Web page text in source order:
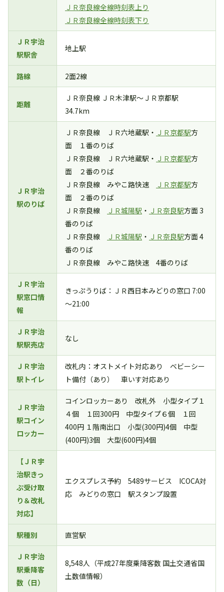
ＪＲ奈良線全線時刻表上り
ＪＲ奈良線全線時刻表下り
ＪＲ宇治
駅駅舎
地上駅
路線 2面2線
距離
ＪＲ奈良線 ＪＲ木津駅～ＪＲ京都駅
34.7km
ＪＲ宇治
駅のりば
ＪＲ奈良線 ＪＲ六地蔵駅・ ＪＲ京都駅方
面 １番のりば
ＪＲ奈良線 ＪＲ六地蔵駅・ ＪＲ京都駅方
面 ２番のりば
ＪＲ奈良線 みやこ路快速
ＪＲ京都駅方
面 ２番のりば
ＪＲ奈良線
ＪＲ城陽駅 ・ ＪＲ奈良駅方面 3
番のりば
ＪＲ奈良線
ＪＲ城陽駅 ・ ＪＲ奈良駅方面 4
番のりば
ＪＲ奈良線 みやこ路快速 4番のりば
ＪＲ宇治
駅窓口情
報
きっぷうりば：ＪＲ西日本みどりの窓口 7:00
～21:00
ＪＲ宇治
駅駅売店
なし
ＪＲ宇治
駅トイレ
改札内：オストメイト対応あり ベビーシー
ト備付（あり） 車いす対応あり
ＪＲ宇治
駅コイン
ロッカー
コインロッカーあり 改札外 小型タイプ１
４個 １回300円 中型タイプ６個 １回
400円 １階南出口 小型(300円)4個 中型
(400円)3個 大型(600円)4個
【ＪＲ宇
治駅きっ
ぷ受け取
り＆改札
対応】
エクスプレス予約 5489サービス ICOCA対
応 みどりの窓口 駅スタンプ設置
駅種別 直営駅
ＪＲ宇治
駅乗降客
数（日）
8,548人（平成27年度乗降客数 国土交通省国
土数値情報）